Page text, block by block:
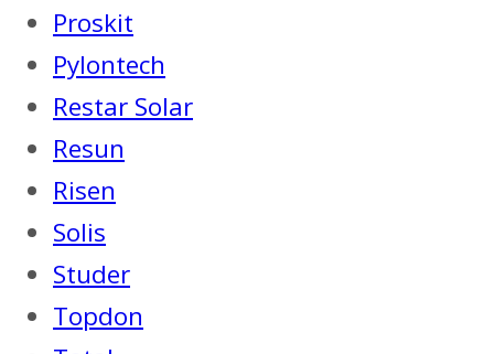
Proskit
Pylontech
Restar Solar
Resun
Risen
Solis
Studer
Topdon